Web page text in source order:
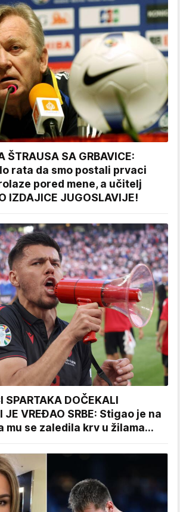
ŠTRAUSA SA GRBAVICE:
rata da smo postali prvaci
pored mene, a učitelj
IZDAJICE JUGOSLAVIJE!
SPARTAKA DOČEKALI
JE VREĐAO SRBE: Stigao je na
mu se zaledila krv u žilama...